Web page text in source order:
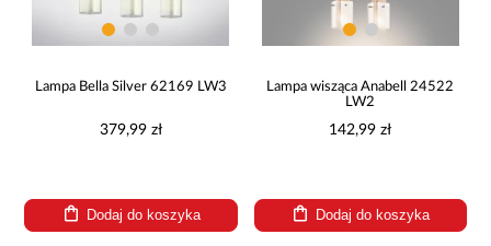
Lampa Bella Silver 62169 LW3
379,99 zł
Dodaj do koszyka
Lampa wisząca Anabell 24522
LW2
142,99 zł
Dodaj do koszyka